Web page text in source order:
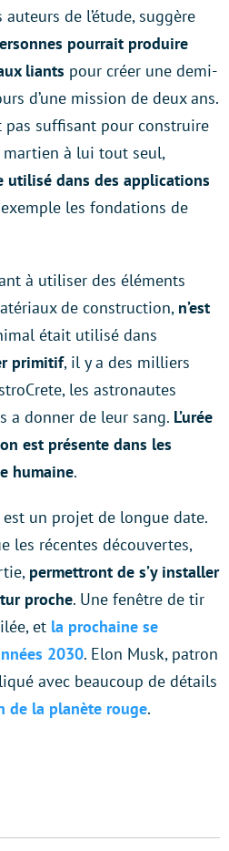
auteurs de l’étude, suggère
pourrait produire
liants pour créer une demi-
d’une mission de deux ans.
suffisant pour construire
martien à lui tout seul,
utilisé dans des applications
les fondations de
à utiliser des éléments
de construction, n’est
était utilisé dans
primitif, il y a des milliers
les astronautes
a donner de leur sang. L’urée
est présente dans les
humaine.
un projet de longue date.
les récentes découvertes,
permettront de s’y installer
proche. Une fenêtre de tir
et la prochaine se
2030. Elon Musk, patron
avec beaucoup de détails
de la planète rouge.